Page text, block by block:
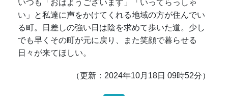
いつも「おはようございます」「いってらっしゃ
い」と私達に声をかけてくれる地域の方が住んでい
る町。日差しの強い日は陰を求めて歩いた道。少し
でも早くその町が元に戻り、また笑顔で暮らせる
日々が来てほしい。
（更新：2024年10月18日 09時52分）